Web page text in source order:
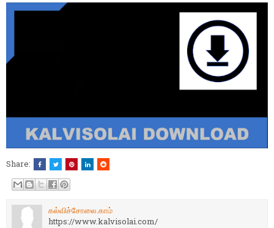
Share:
கல்விச்சோலை.காம்
https://www.kalvisolai.com/